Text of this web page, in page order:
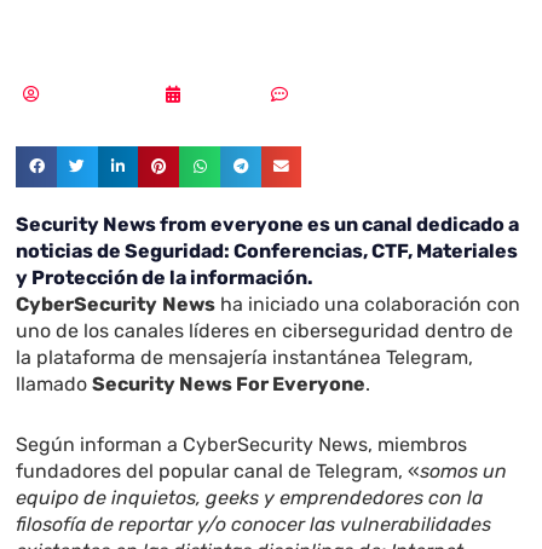
Security News from everyone es un canal dedicado a
noticias de Seguridad: Conferencias, CTF, Materiales
y Protección de la información.
CyberSecurity News ha iniciado una colaboración con
uno de los canales líderes en ciberseguridad dentro de
la plataforma de mensajería instantánea Telegram,
llamadoSecurity News For Everyone.
Según informan a CyberSecurity News, miembros
fundadores del popular canal de Telegram, «somos un
equipo de inquietos, geeks y emprendedores con la
filosofía de reportar y/o conocer las vulnerabilidades